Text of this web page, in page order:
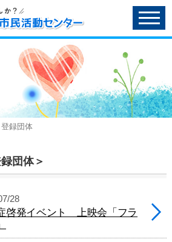
登録団体
団体＞
28
啓発イベント 上映会「フラ